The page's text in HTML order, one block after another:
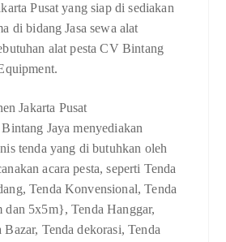
Pusat yang siap di sediakan
di bidang Jasa sewa alat
alat pesta CV Bintang
Jaya menyediakan
tenda yang di butuhkan oleh
acara pesta, seperti Tenda
Tenda Konvensional, Tenda
5x5m}, Tenda Hanggar,
Bazar, Tenda dekorasi, Tenda